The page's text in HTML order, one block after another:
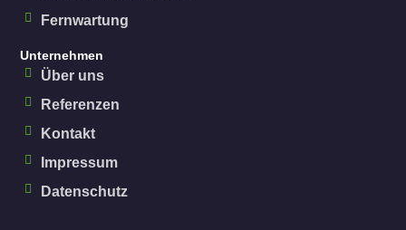
Fernwartung
Unternehmen
Über uns
Referenzen
Kontakt
Impressum
Datenschutz